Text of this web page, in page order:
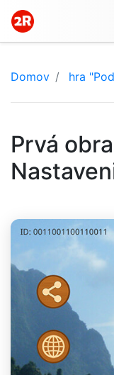
Domov hra
Prvá